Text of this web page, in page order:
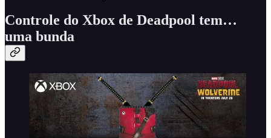
Controle do Xbox de Deadpool tem…
uma bunda